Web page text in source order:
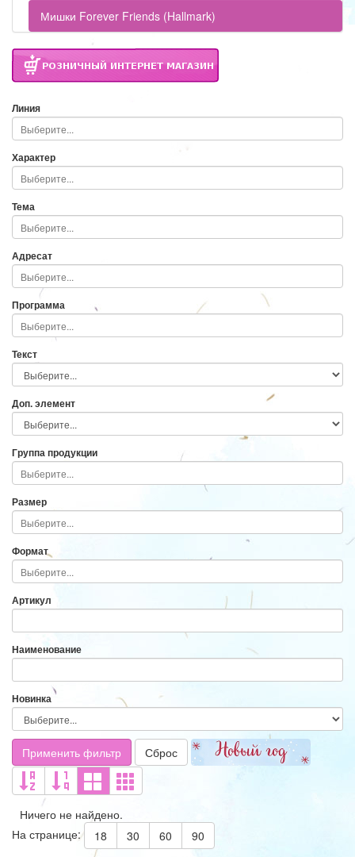
Мишки Forever Friends (Hallmark)
Линия
Характер
Тема
Адресат
Программа
Текст
Доп. элемент
Группа продукции
Размер
Формат
Артикул
Наименование
Новинка
Применить фильтр Сброс
Ничего не найдено.
На странице:
18 30 60 90